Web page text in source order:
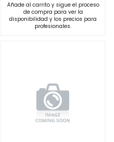
Añade al carrito y sigue el proceso
de compra para ver la
disponibilidad y los precios para
profesionales.